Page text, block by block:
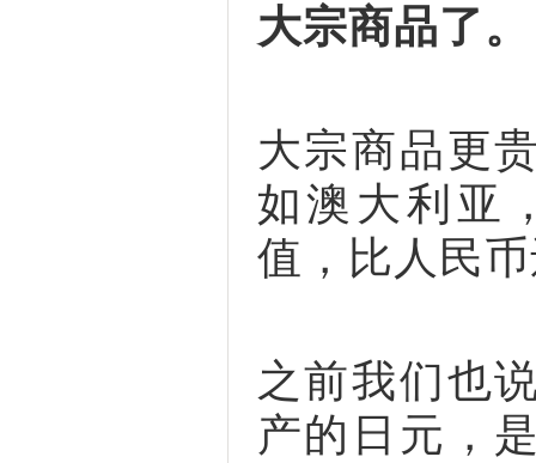
大宗商品了。
大宗商品更
如澳大利亚
值，比人民
之前我们也
产的日元，